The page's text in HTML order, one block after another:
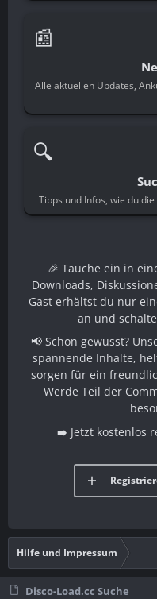
📰
Alle aktuellen Updates,
🔍
Tipps und Infos, wie du
🎉 Tauche ein in
Downloads,
Gast erhältst du nur
an und
📢 Schon gewusst?
spannende Inhalte,
sorgen für ein
Werde Teil der
➡️ Jetzt kostenlos
Hilfe und Impressum
Disco-Load.cc Suche